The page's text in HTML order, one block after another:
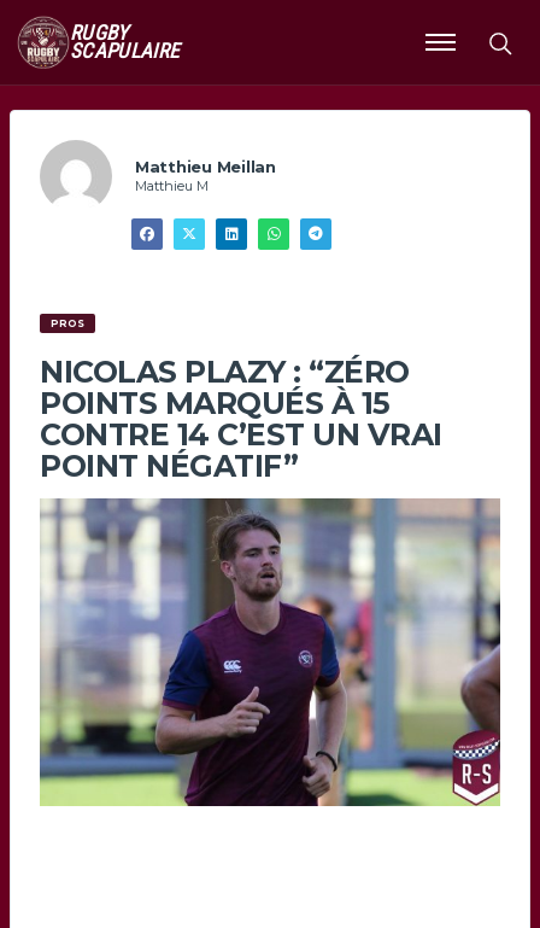
RUGBY
SCAPULAIRE
Ouvrir
le
Matthieu Meillan
Matthieu M
PROS
NICOLAS PLAZY : “ZÉRO
POINTS MARQUÉS À 15
CONTRE 14 C’EST UN VRAI
POINT NÉGATIF”